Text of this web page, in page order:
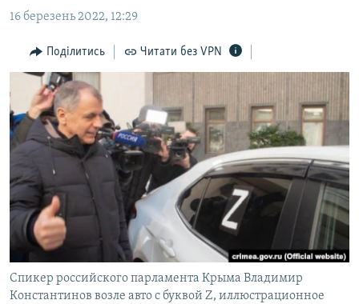
основної
навігації
Перейти
до
пошуку
БЛОГИ
ПОГЛЯД
ІНТЕРВ'Ю
ВСЕ ЗА ДЕНЬ
СПЕЦПРОЕКТИ
ДЕПОРТАЦІЯ
ВІДЕОУРОКИ «ELIFBE»
СВІДЧЕННЯ ОКУПАЦІЇ
УКРАЇНСЬКА ПРОБЛЕМА КРИМУ
ІНФОГРАФІКА
ЯК ОБІЙТИ БЛОКУВАННЯ
Русский
Qırımtatar
ДОЛУЧАЙСЯ!
16 березень 2022, 12:29
Поділитись Читати без VPN
Спикер российского парламента Крыма Владимир
Константинов возле авто с буквой Z, иллюстрационное